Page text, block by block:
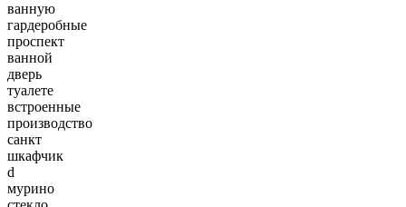
ванную
гардеробные
проспект
ванной
дверь
туалете
встроенные
производство
санкт
шкафчик
d
мурино